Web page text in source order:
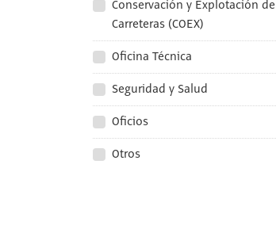
Conservación y Explotación de
Carreteras (COEX)
Oficina Técnica
Seguridad y Salud
Oficios
Otros